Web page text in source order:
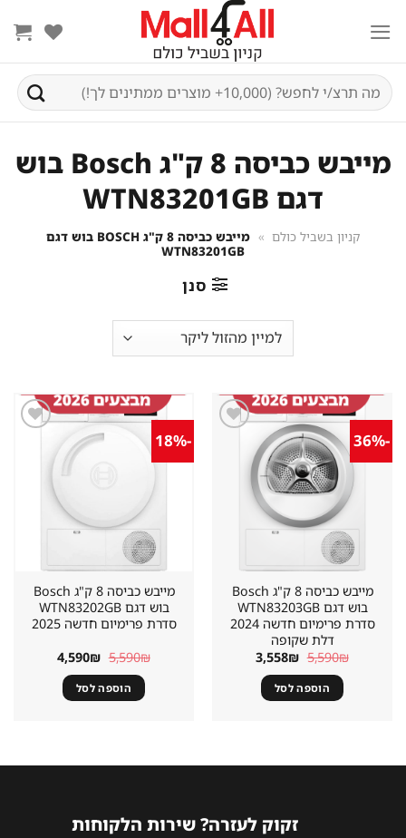
content
חיפוש
עבור:
מייבש כביסה 8 ק"ג Bosch בוש
דגם WTN83201GB
קניון בשביל כולם »
מייבש כביסה 8 ק"ג BOSCH בוש דגם
WTN83201GB
סנן
-36%
מייבש כביסה 8 ק"ג Bosch
בוש דגם WTN83203GB
סדרת פרימיום חדשה 2024
דלת שקופה
5,590₪ המחיר
המקורי
היה:
5,590₪.
3,558₪ המחיר
הוספה לסל
-18%
מייבש כביסה 8 ק"ג Bosch
בוש דגם WTN83202GB
סדרת פרימיום חדשה 2025
5,590₪ המחיר
המקורי
היה:
5,590₪.
4,590₪ המחיר
הוספה לסל
זקוק לעזרה? שירות הלקוחות